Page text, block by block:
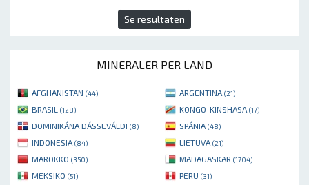
Se resultaten
MINERALER PER LAND
AFGHANISTAN (44) ARGENTINA (21)
BRASIL (128) KONGO-KINSHASA (17)
DOMINIKÁNA DÁSSEVÁLDI (8) SPÁNIA (48)
INDONESIA (84) LIETUVA (21)
MAROKKO (350) MADAGASKAR (1704)
MEKSIKO (51) PERU (31)